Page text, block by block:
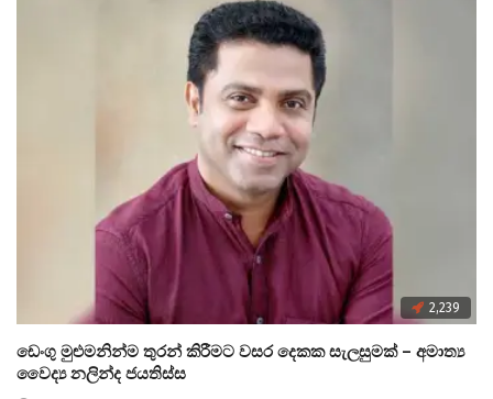
2,239
ඩෙංගු මුළුමනින්ම තුරන් කිරීමට වසර දෙකක සැලසුමක් – අමාත්‍ය
වෛද්‍ය නලින්ද ජයතිස්ස